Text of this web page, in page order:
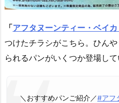
「アフタヌーンティー・ベイ
つけたチラシがこちら。ひん
られるパンがいくつか登場して
＼おすすめパンご紹介／#アフ